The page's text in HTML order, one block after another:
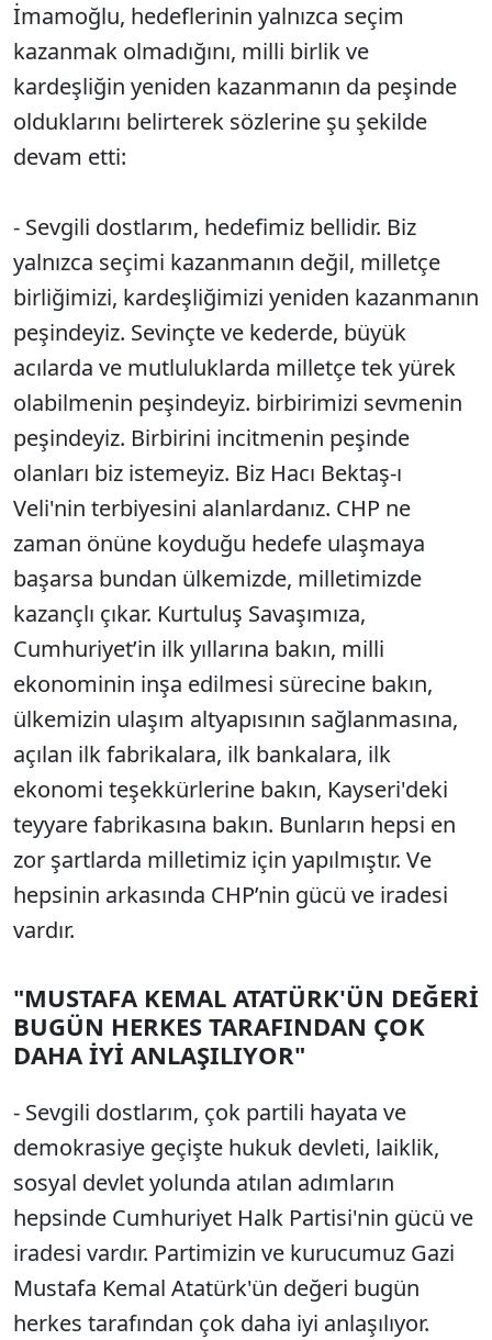
İmamoğlu, hedeflerinin yalnızca seçim
kazanmak olmadığını, milli birlik ve
kardeşliğin yeniden kazanmanın da peşinde
olduklarını belirterek sözlerine şu şekilde
devam etti:
- Sevgili dostlarım, hedefimiz bellidir. Biz
yalnızca seçimi kazanmanın değil, milletçe
birliğimizi, kardeşliğimizi yeniden kazanmanın
peşindeyiz. Sevinçte ve kederde, büyük
acılarda ve mutluluklarda milletçe tek yürek
olabilmenin peşindeyiz. birbirimizi sevmenin
peşindeyiz. Birbirini incitmenin peşinde
olanları biz istemeyiz. Biz Hacı Bektaş-ı
Veli'nin terbiyesini alanlardanız. CHP ne
zaman önüne koyduğu hedefe ulaşmaya
başarsa bundan ülkemizde, milletimizde
kazançlı çıkar. Kurtuluş Savaşımıza,
Cumhuriyet’in ilk yıllarına bakın, milli
ekonominin inşa edilmesi sürecine bakın,
ülkemizin ulaşım altyapısının sağlanmasına,
açılan ilk fabrikalara, ilk bankalara, ilk
ekonomi teşekkürlerine bakın, Kayseri'deki
teyyare fabrikasına bakın. Bunların hepsi en
zor şartlarda milletimiz için yapılmıştır. Ve
hepsinin arkasında CHP’nin gücü ve iradesi
vardır.
"MUSTAFA KEMAL ATATÜRK'ÜN DEĞERİ
BUGÜN HERKES TARAFINDAN ÇOK
DAHA İYİ ANLAŞILIYOR"
- Sevgili dostlarım, çok partili hayata ve
demokrasiye geçişte hukuk devleti, laiklik,
sosyal devlet yolunda atılan adımların
hepsinde Cumhuriyet Halk Partisi'nin gücü ve
iradesi vardır. Partimizin ve kurucumuz Gazi
Mustafa Kemal Atatürk'ün değeri bugün
herkes tarafından çok daha iyi anlaşılıyor.